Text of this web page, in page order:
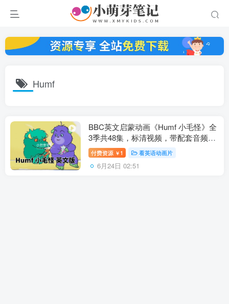
Humf
BBC英文启蒙动画《Humf 小毛怪》全
3季共48集，标清视频，带配套音频
MP3，百度云网盘下载！
付费资源 ￥ 1 看英语动画片
6月24日 02:51